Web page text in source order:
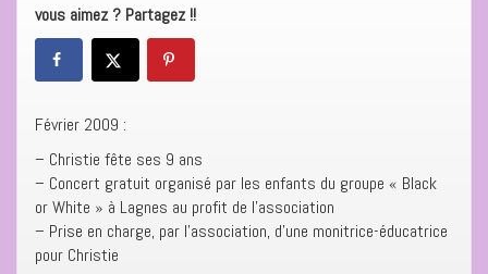
vous aimez ? Partagez !!
Février 2009 :
– Christie fête ses 9 ans
– Concert gratuit organisé par les enfants du groupe « Black
or White » à Lagnes au profit de l’association
– Prise en charge, par l’association, d’une monitrice-éducatrice
pour Christie